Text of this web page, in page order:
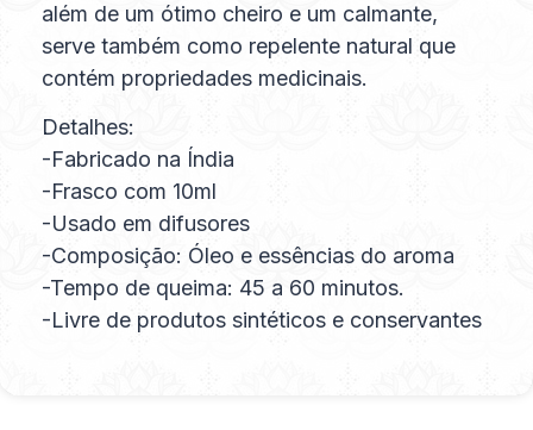
além de um ótimo cheiro e um calmante,
serve também como repelente natural que
contém propriedades medicinais.
Detalhes:
-Fabricado na Índia
-Frasco com 10ml
-Usado em difusores
-Composição: Óleo e essências do aroma
-Tempo de queima: 45 a 60 minutos.
-Livre de produtos sintéticos e conservantes